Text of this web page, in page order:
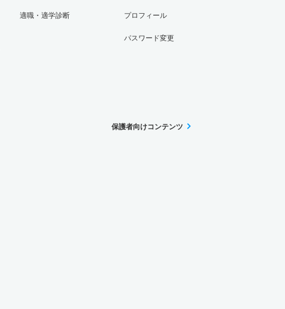
適職・適学診断 プロフィール
パスワード変更
保護者向けコンテンツ